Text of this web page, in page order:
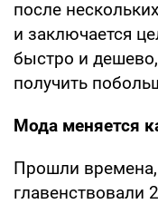
после
и заключается
быстро и
получить
Мода меняется
Прошли
главенствовали